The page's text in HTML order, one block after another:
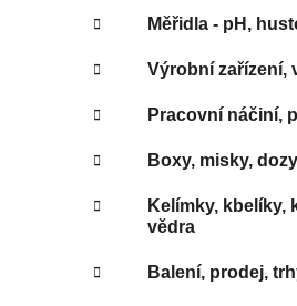
Měřidla - pH,
Výrobní zařízení,
Pracovní náčiní,
Boxy, misky,
Kelímky, kbelíky,
vědra
Balení, prodej,